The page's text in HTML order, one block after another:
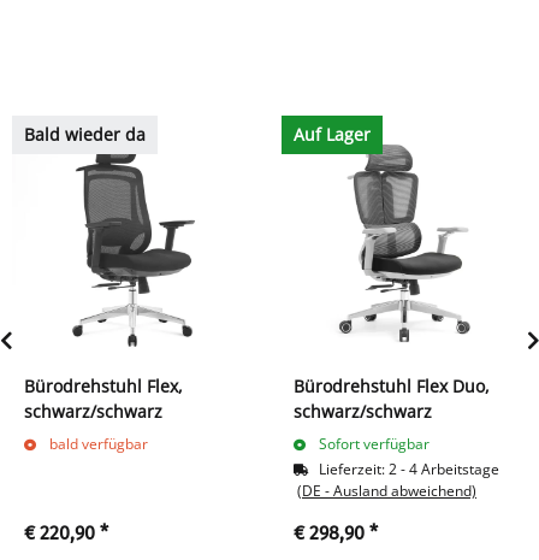
Bald wieder da
Bürodrehstuhl Flex,
schwarz/schwarz
bald verfügbar
€ 220,90 *
Auf Lager
Bürodrehstuhl Flex Duo,
schwarz/schwarz
Sofort verfügbar
Lieferzeit:2 - 4 Arbeitstage
(DE - Ausland abweichend)
€ 298,90 *